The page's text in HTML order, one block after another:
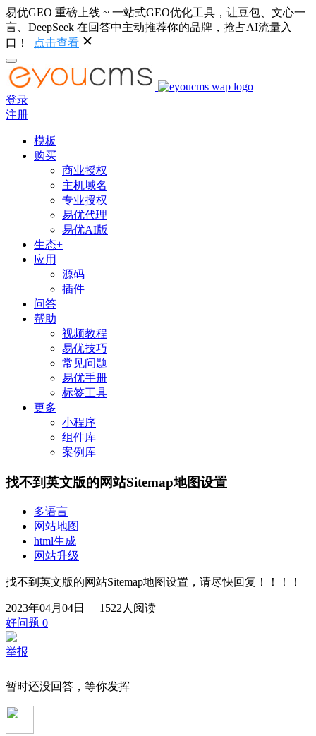
易优GEO 重磅上线 ~ 一站式GEO优化工具，让豆包、文心一
言、DeepSeek 在回答中主动推荐你的品牌，抢占AI流量入
口！
点击查看
登录
注册
模板
购买
商业授权
主机域名
专业授权
易优代理
易优AI版
生态+
应用
源码
插件
问答
帮助
视频教程
易优技巧
常见问题
易优手册
标签工具
更多
小程序
组件库
案例库
找不到英文版的网站Sitemap地图设置
多语言
网站地图
html生成
网站升级
找不到英文版的网站Sitemap地图设置，请尽快回复！！！！
2023年04月04日 |
1522人阅读
好问题 0
举报
暂时还没回答，等你发挥